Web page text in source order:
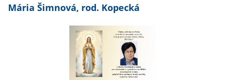
Mária Šimnová, rod. Kopecká